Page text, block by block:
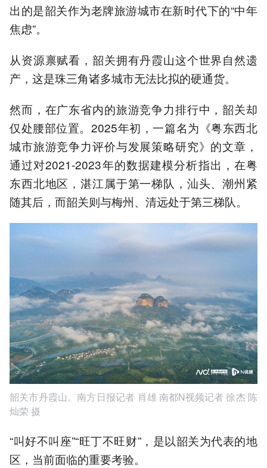
出的是韶关作为老牌旅游城市在新时代下的“中年
焦虑”。
从资源禀赋看，韶关拥有丹霞山这个世界自然遗
产，这是珠三角诸多城市无法比拟的硬通货。
然而，在广东省内的旅游竞争力排行中，韶关却
仅处腰部位置。2025年初，一篇名为《粤东西北
城市旅游竞争力评价与发展策略研究》的文章，
通过对2021-2023年的数据建模分析指出，在粤
东西北地区，湛江属于第一梯队，汕头、潮州紧
随其后，而韶关则与梅州、清远处于第三梯队。
韶关市丹霞山。南方日报记者 肖雄 南都N视频记者 徐杰 陈
灿荣 摄
“叫好不叫座”“旺丁不旺财”，是以韶关为代表的地
区，当前面临的重要考验。